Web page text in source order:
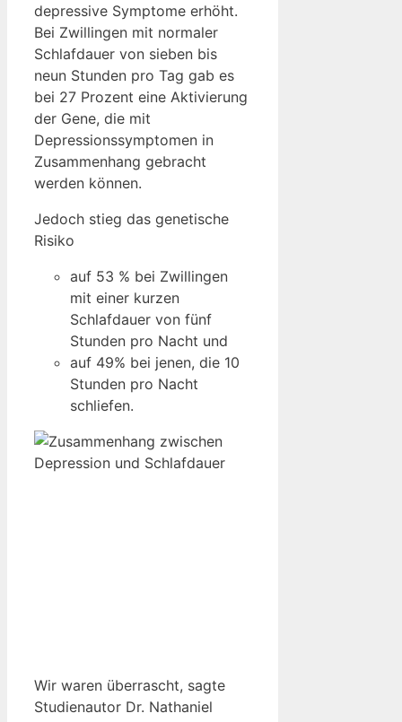
depressive Symptome erhöht.
Bei Zwillingen mit normaler
Schlafdauer von sieben bis
neun Stunden pro Tag gab es
bei 27 Prozent eine Aktivierung
der Gene, die mit
Depressionssymptomen in
Zusammenhang gebracht
werden können.
Jedoch stieg das genetische
Risiko
auf 53 % bei Zwillingen
mit einer kurzen
Schlafdauer von fünf
Stunden pro Nacht und
auf 49% bei jenen, die 10
Stunden pro Nacht
schliefen.
Wir waren überrascht, sagte
Studienautor Dr. Nathaniel